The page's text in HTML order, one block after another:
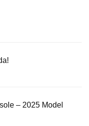
– 2025 Model